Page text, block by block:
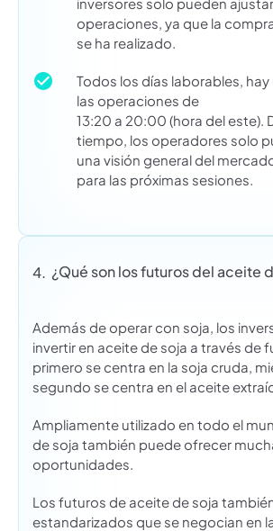
operaciones, ya que la
se ha realizado.
Todos los días laborables, hay
las operaciones de
13:20 a 20:00 (hora del este).
tiempo, los operadores solo
una visión general del
para las próximas sesiones.
4. ¿Qué son los futuros del aceite
Además de operar con soja, los
invertir en aceite de soja a través de
primero se centra en la soja cruda,
segundo se centra en el aceite
Ampliamente utilizado en todo el
de soja también puede ofrecer
oportunidades.
Los futuros de aceite de soja
estandarizados que se negocian en